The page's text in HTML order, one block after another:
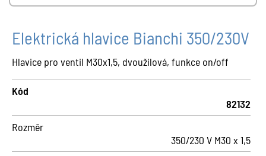
Elektrická hlavice Bianchi 350/230V
Hlavice pro ventil M30x1,5, dvoužilová, funkce on/off
Kód
82132
Rozměr
350/230 V M30 x 1,5